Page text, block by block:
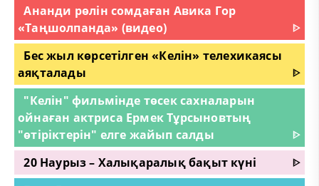
Ананди рөлін сомдаған Авика Гор
«Таңшолпанда» (видео)
ᐈ
Бес жыл көрсетілген «Келін» телехикаясы
аяқталады
ᐈ
"Келін" фильмінде төсек сахналарын
ойнаған актриса Ермек Тұрсыновтың
"өтіріктерін" елге жайып салды
ᐈ
20 Наурыз – Халықаралық бақыт күні
ᐈ